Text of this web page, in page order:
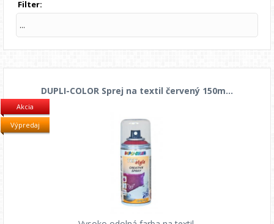
Filter:
...
Akcia
Výpredaj
DUPLI-COLOR Sprej na textil červený 150m...